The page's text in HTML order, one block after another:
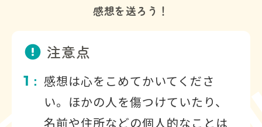
感想を送ろう！
注意点
1 ： 感想は心をこめてかいてくださ
い。ほかの人を傷つけていたり、
名前や住所などの個人的なことは